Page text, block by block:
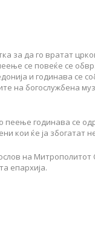
за да го вратат
се повеќе се
и годинава се
на богослужбена
пеење годинава се
кои ќе ја збогатат
на
епархија.